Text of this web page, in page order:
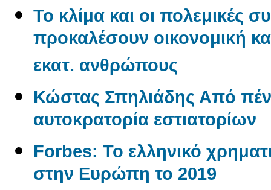
Το κλίμα και οι πολεμικές
προκαλέσουν οικονομική
εκατ. ανθρώπους
Κώστας Σπηλιάδης Από
αυτοκρατορία εστιατορίων
Forbes: Το ελληνικό
στην Ευρώπη το 2019